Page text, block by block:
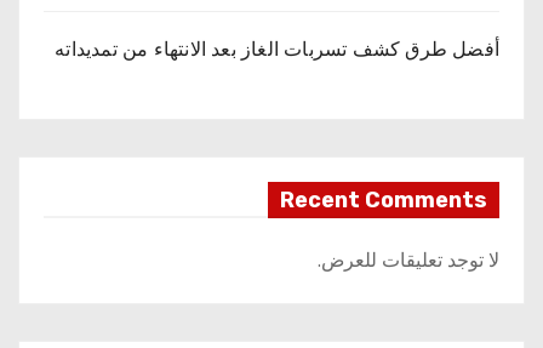
أفضل طرق كشف تسربات الغاز بعد الانتهاء من تمديداته
Recent Comments
لا توجد تعليقات للعرض.